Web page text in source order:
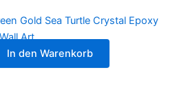
Gold Sea Turtle Crystal Epoxy
Art
In den Warenkorb